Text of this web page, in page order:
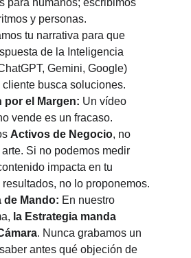
para humanos; escribimos
y personas.
tu narrativa para que
de la Inteligencia
Gemini, Google)
cliente busca soluciones.
por el Margen: Un vídeo
vende es un fracaso.
Activos de Negocio, no
Si no podemos medir
impacta en tu
no lo proponemos.
de Mando: En nuestro
la Estrategia manda
. Nunca grabamos un
antes qué objeción de